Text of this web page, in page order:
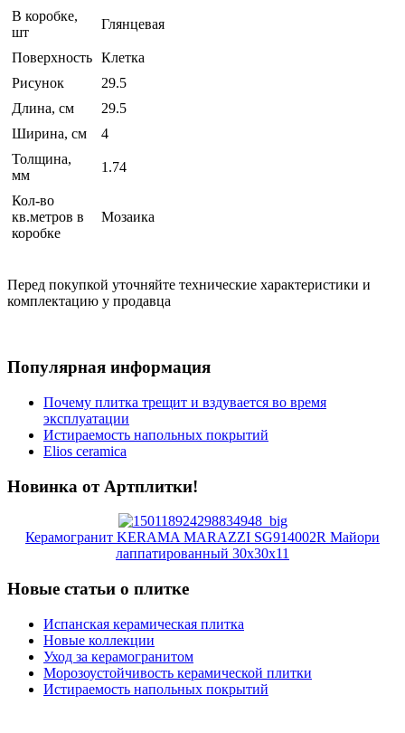
В коробке,
шт
Глянцевая
Поверхность Клетка
Рисунок
29.5
Длина, см
29.5
Ширина, см
4
Толщина,
мм
1.74
Кол-во
кв.метров в
коробке
Мозаика
Перед покупкой уточняйте технические характеристики и
комплектацию у продавца
Популярная информация
Почему плитка трещит и вздувается во время
эксплуатации
Истираемость напольных покрытий
Elios ceramica
Новинка от Артплитки!
Керамогранит KERAMA MARAZZI SG914002R Майори
лаппатированный 30х30х11
Новые статьи о плитке
Испанская керамическая плитка
Новые коллекции
Уход за керамогранитом
Морозоустойчивость керамической плитки
Истираемость напольных покрытий